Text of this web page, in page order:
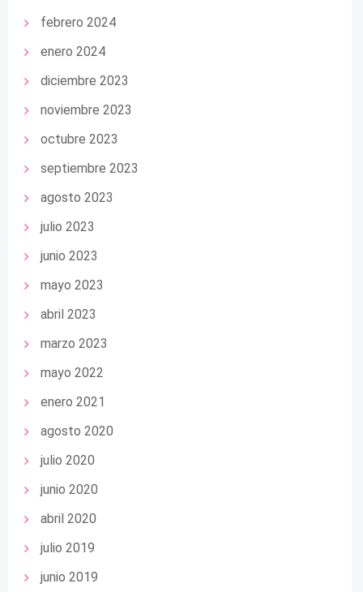
febrero 2024
enero 2024
diciembre 2023
noviembre 2023
octubre 2023
septiembre 2023
agosto 2023
julio 2023
junio 2023
mayo 2023
abril 2023
marzo 2023
mayo 2022
enero 2021
agosto 2020
julio 2020
junio 2020
abril 2020
julio 2019
junio 2019